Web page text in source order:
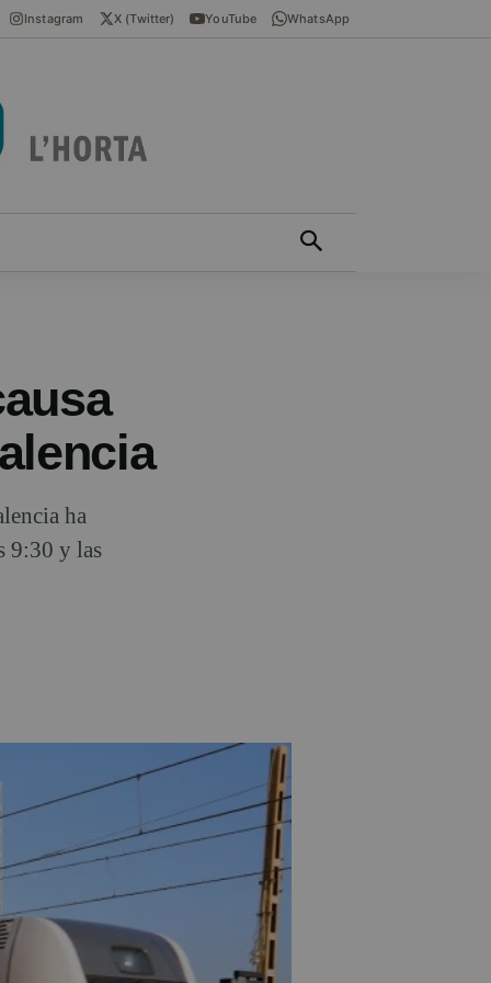
Instagram X (Twitter) YouTube WhatsApp
ha
9:30 y las